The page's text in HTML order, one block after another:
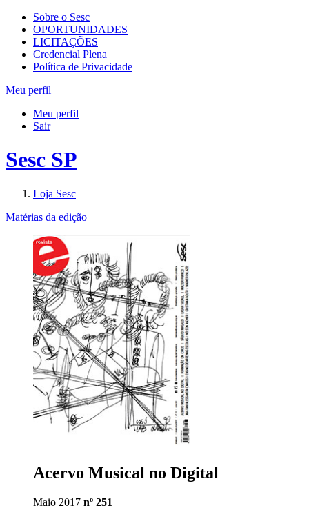
Sobre o Sesc
OPORTUNIDADES
LICITAÇÕES
Credencial Plena
Política de Privacidade
Meu perfil
Meu perfil
Sair
Sesc SP
Loja Sesc
Matérias da edição
Acervo Musical no Digital
Maio 2017 nº 251